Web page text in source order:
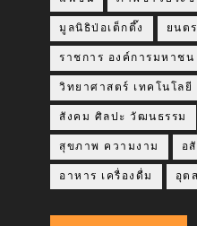
มูลนิธิป่อเต็กตึ๊ง ยนต
ราชการ องค์การมหาชน
วิทยาศาสตร์ เทคโนโลยี
สังคม ศิลปะ วัฒนธรรม
สุขภาพ ความงาม อ
อาหาร เครื่องดื่ม อุต